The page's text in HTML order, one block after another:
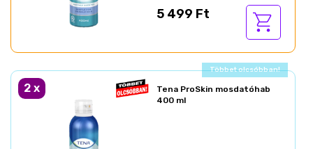
5 499 Ft
Ajándék akció!
2 x
Tena ProSkin mosdatóhab
400 ml